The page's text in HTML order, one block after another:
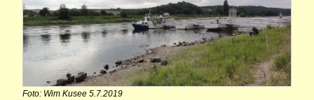
Foto: Wim Kusee 5.7.2019